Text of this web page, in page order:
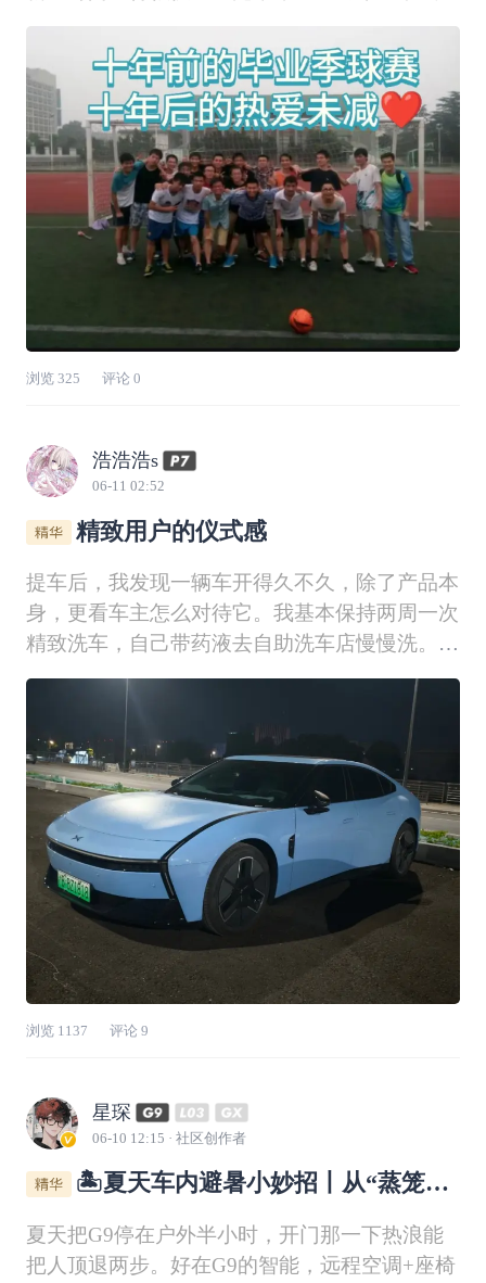
毕业十年！依然热爱着⚽！正好最近赶上苏超和
世界杯🏆！👉（看我大镇江的队服，是不是很
酷😁😁）带着孩子出去玩的时候，⚽也是必不可
少的！😝😝前段时间现场观看了镇
浏览 325 评论 0
浩浩浩s
06-11 02:52
精致用户的仪式感
提车后，我发现一辆车开得久不久，除了产品本
身，更看车主怎么对待它。我基本保持两周一次
精致洗车，自己带药液去自助洗车店慢慢洗。预
洗、泡沫、轮毂、细节缝隙都会认真处理，洗车
对我来说不只是清洁，更像是和爱车的一次交
流。电池养护方面，我平时以每周一次慢充为
主，日常补能够用就行，只有长途或者特殊情况
才会使用快
浏览 1137 评论 9
星琛
06-10 12:15 · 社区创作者
🏝️夏天车内避暑小妙招丨从“蒸笼
夏天把G9停在户外半小时，开门那一下热浪能
把人顶退两步。好在G9的智能，远程空调+座椅